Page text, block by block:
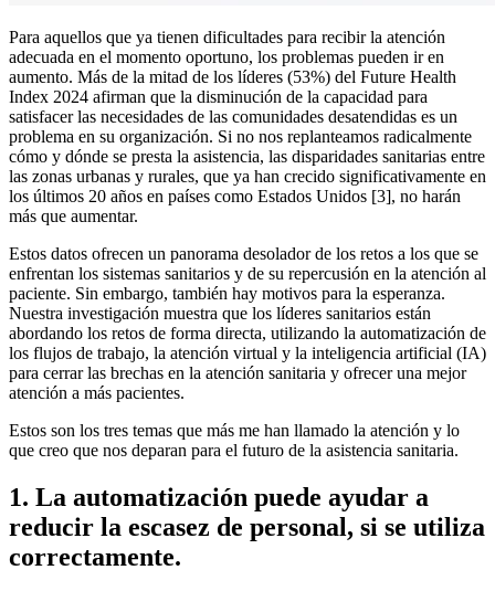
Para aquellos que ya tienen dificultades para recibir la atención
adecuada en el momento oportuno, los problemas pueden ir en
aumento. Más de la mitad de los líderes (53%) del Future Health
Index 2024 afirman que la disminución de la capacidad para
satisfacer las necesidades de las comunidades desatendidas es un
problema en su organización. Si no nos replanteamos radicalmente
cómo y dónde se presta la asistencia, las disparidades sanitarias entre
las zonas urbanas y rurales, que ya han crecido significativamente en
los últimos 20 años en países como Estados Unidos [3], no harán
más que aumentar.
Estos datos ofrecen un panorama desolador de los retos a los que se
enfrentan los sistemas sanitarios y de su repercusión en la atención al
paciente. Sin embargo, también hay motivos para la esperanza.
Nuestra investigación muestra que los líderes sanitarios están
abordando los retos de forma directa, utilizando la automatización de
los flujos de trabajo, la atención virtual y la inteligencia artificial (IA)
para cerrar las brechas en la atención sanitaria y ofrecer una mejor
atención a más pacientes.
Estos son los tres temas que más me han llamado la atención y lo
que creo que nos deparan para el futuro de la asistencia sanitaria.
1. La automatización puede ayudar a
reducir la escasez de personal, si se utiliza
correctamente.